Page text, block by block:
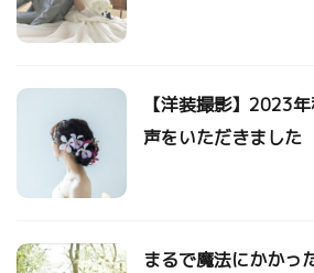
【洋装撮影】2023
声をいただきました
まるで魔法にかかっ